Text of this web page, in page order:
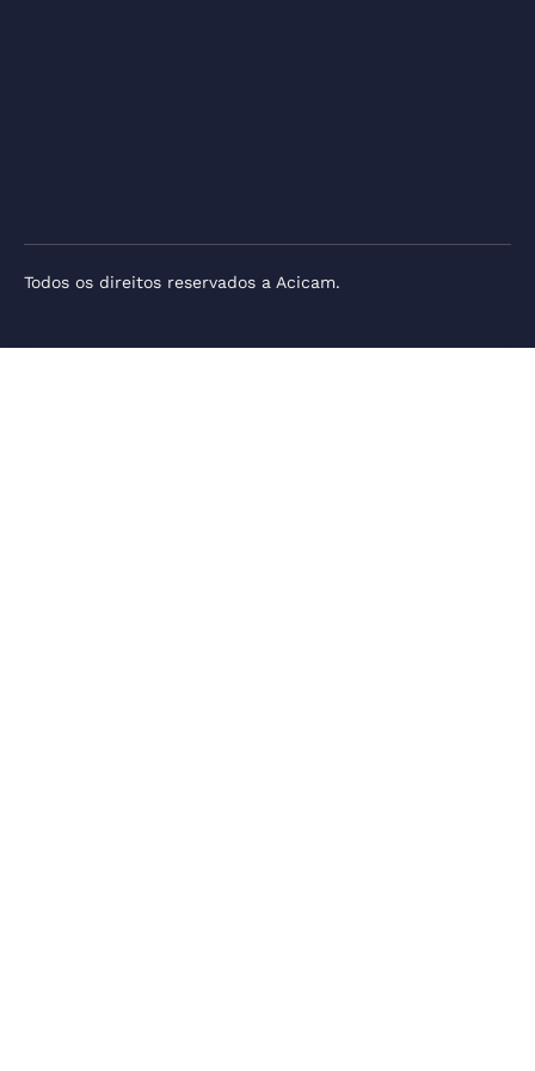
Todos os direitos reservados a Acicam.